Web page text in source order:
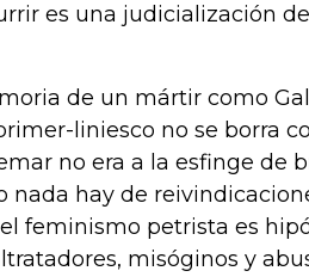
es una judicialización
de un mártir como
liniesco no se borra
no era a la esfinge de
nada hay de
feminismo petrista es
misóginos y